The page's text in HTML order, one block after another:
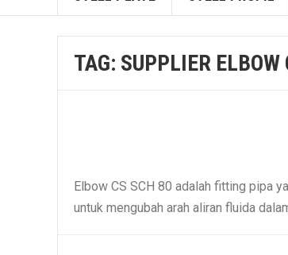
TAG: SUPPLIER ELBOW
Elbow CS SCH 80 adalah fitting pipa
untuk mengubah arah aliran fluida